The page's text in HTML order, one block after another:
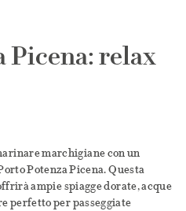
Picena: relax
marchigiane con un
Potenza Picena. Questa
ampie spiagge dorate, acque
perfetto per passeggiate